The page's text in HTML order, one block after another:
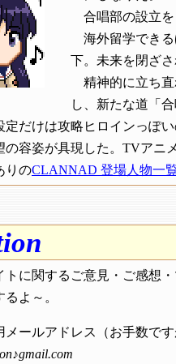
合唱部の設立
海外留学でき
下。未来を閉ざ
精神的に立ち
し、新たな道「
だけは攻略ヒロインっぽい
の容姿が具現した。TVアニ
りのCLANNAD 登場人物一
トに関するご意見・ご感想
よ～。
メールアドレス（お手数で